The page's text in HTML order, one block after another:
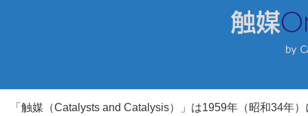
「触媒（Catalysts and Catalysis）」は1959年（昭和34年